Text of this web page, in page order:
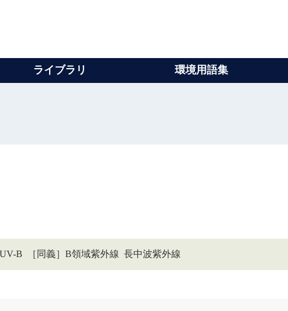
ライブラリ 環境用語集
B ［同義］B領域紫外線 長中波紫外線